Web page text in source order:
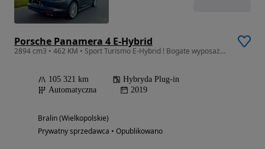
Porsche Panamera 4 E-Hybrid
2894 cm3 • 462 KM • Sport Turismo E-Hybrid ! Bogate wyposażenie ! Super Stan
105 321 km
Hybryda Plug-in
Automatyczna
2019
Bralin (Wielkopolskie)
Prywatny sprzedawca • Opublikowano